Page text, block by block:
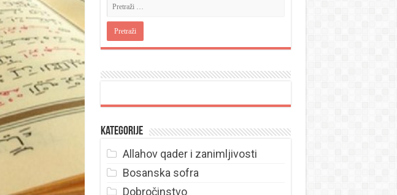
Kategorije
Allahov qader i zanimljivosti
Bosanska sofra
Dobročinstvo